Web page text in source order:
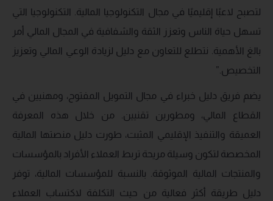
لتصبح لاعبًا إقليميًا في مجال التكنولوجيا المالية. التكنولوجيا التي
تسهل حياة الناس وتعزز الثقة والشفافية في المجال المالي أمر
بالغ الأهمية. نتطلع للتعاون مع دليل لزيادة الوعي المالي وتعزيز
التخصيص.”
يضم فريق دليل خبراء في مجال التمويل المفتوح، ومهنيين في
القطاع المالي، ومطورين تقنيين. من خلال هذه المعرفة
العميقة والتنفيذ الإقليمي المثبت، طورت دليل منصتها المالية
المخصصة لتكون وسيلة مريحة تربط العملاء الأفراد بالمؤسسات
والمنتجات المالية الموثوقة. بالنسبة للمؤسسات المالية، توفر
دليل طريقة أكثر فعالية من حيث التكلفة لاكتساب العملاء